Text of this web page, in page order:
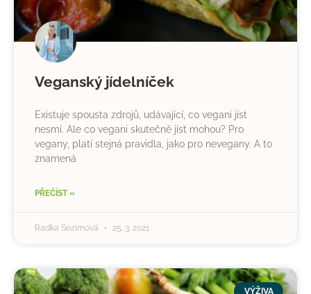
Veganský jídelníček
Existuje spousta zdrojů, udávající, co vegani jíst
nesmí. Ale co vegani skutečně jíst mohou? Pro
vegany, platí stejná pravidla, jako pro nevegany. A to
znamená
PŘEČÍST »
Radka Sezimová 25. 3. 2021
VÝŽIVA